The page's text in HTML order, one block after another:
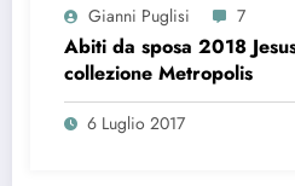
Gianni Puglisi 7
Abiti da sposa 2018
collezione Metropolis
6 Luglio 2017